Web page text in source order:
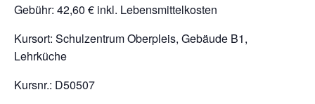
Gebühr: 42,60 € inkl. Lebensmittelkosten
Kursort: Schulzentrum Oberpleis, Gebäude B1,
Lehrküche
Kursnr.: D50507